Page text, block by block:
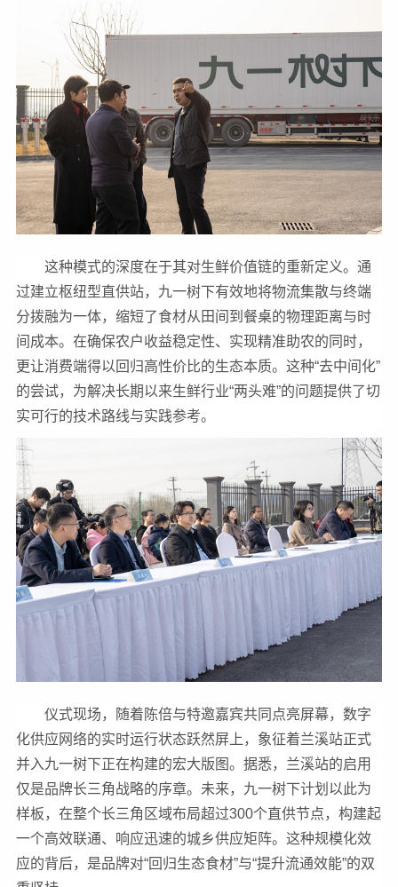
这种模式的深度在于其对生鲜价值链的重新定义。通
过建立枢纽型直供站，九一树下有效地将物流集散与终端
分拨融为一体，缩短了食材从田间到餐桌的物理距离与时
间成本。在确保农户收益稳定性、实现精准助农的同时，
更让消费端得以回归高性价比的生态本质。这种“去中间化”
的尝试，为解决长期以来生鲜行业“两头难”的问题提供了切
实可行的技术路线与实践参考。
仪式现场，随着陈倍与特邀嘉宾共同点亮屏幕，数字
化供应网络的实时运行状态跃然屏上，象征着兰溪站正式
并入九一树下正在构建的宏大版图。据悉，兰溪站的启用
仅是品牌长三角战略的序章。未来，九一树下计划以此为
样板，在整个长三角区域布局超过300个直供节点，构建起
一个高效联通、响应迅速的城乡供应矩阵。这种规模化效
应的背后，是品牌对“回归生态食材”与“提升流通效能”的双